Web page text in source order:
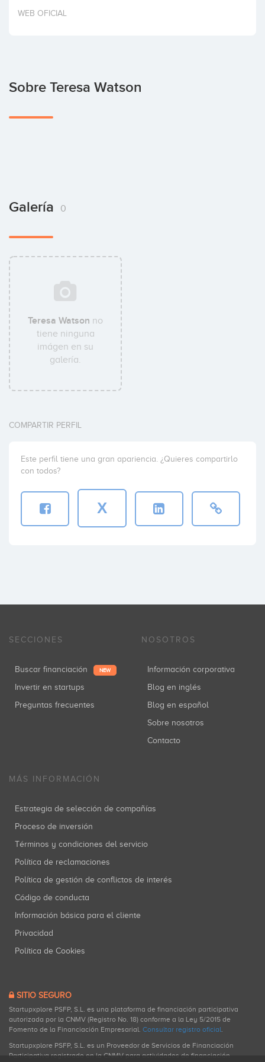
Invertir
WEB OFICIAL
Sobre Teresa Watson
Galería 0
Teresa Watson no
tiene ninguna
imágen en su
galería.
COMPARTIR PERFIL
Este perfil tiene una gran apariencia. ¿Quieres compartirlo
con todos?
X
SECCIONES
Buscar financiación NEW
Invertir en startups
Preguntas frecuentes
NOSOTROS
Información corporativa
Blog en inglés
Blog en español
Sobre nosotros
Contacto
MÁS INFORMACIÓN
Estrategia de selección de compañías
Proceso de inversión
Términos y condiciones del servicio
Política de reclamaciones
Política de gestión de conflictos de interés
Código de conducta
Información básica para el cliente
Privacidad
Política de Cookies
SITIO SEGURO
Startupxplore PSFP, S.L. es una plataforma de financiación participativa
autorizada por la CNMV (Registro No. 18) conforme a la Ley 5/2015 de
Fomento de la Financiación Empresarial. Consultar registro oficial.
Startupxplore PSFP, S.L. es un Proveedor de Servicios de Financiación
Participativa registrado en la CNMV para actividades de financiación